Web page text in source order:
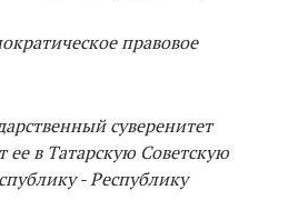
правовое
суверенитет
ее в Татарскую Советскую
- Республику